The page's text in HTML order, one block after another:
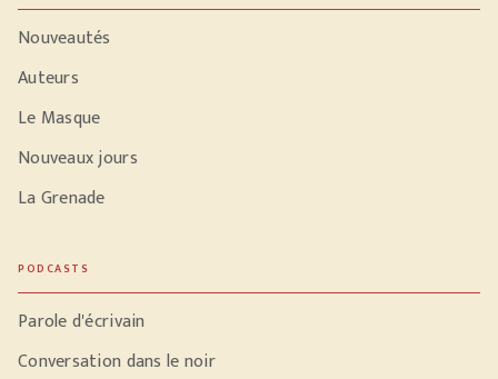
Nouveautés
Auteurs
Le Masque
Nouveaux jours
La Grenade
PODCASTS
Parole d'écrivain
Conversation dans le noir